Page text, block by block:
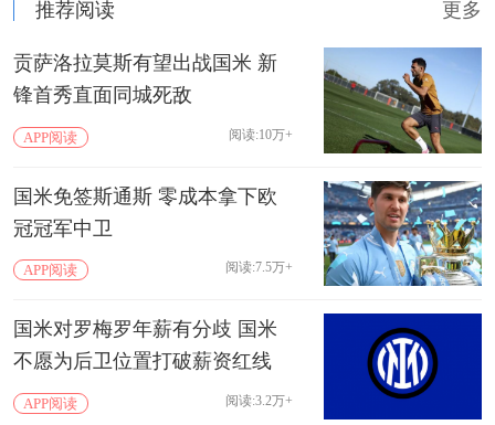
推荐阅读 更多
贡萨洛拉莫斯有望出战国米 新
锋首秀直面同城死敌
APP阅读 阅读:10万+
国米免签斯通斯 零成本拿下欧
冠冠军中卫
APP阅读 阅读:7.5万+
国米对罗梅罗年薪有分歧 国米
不愿为后卫位置打破薪资红线
APP阅读 阅读:3.2万+